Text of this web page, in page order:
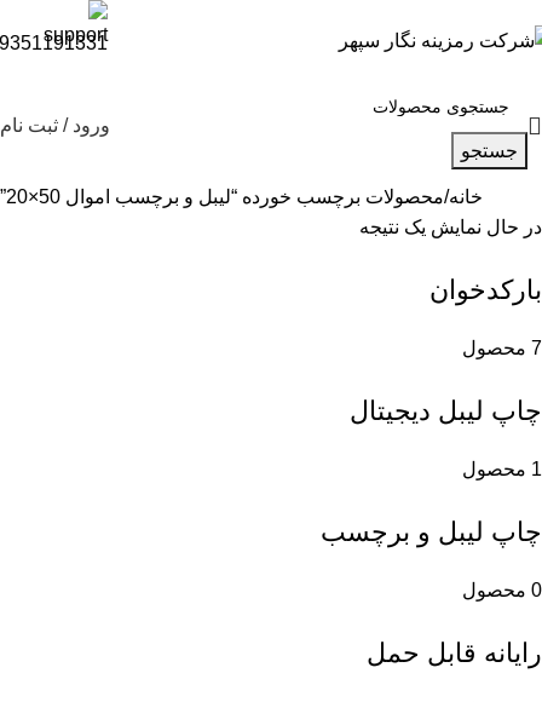
جستجو
ورود / ثبت نام
خانه محصولات برچسب خورده “لیبل و برچسب اموال 50×20”
در حال نمایش یک نتیجه
بارکدخوان
7 محصول
چاپ لیبل دیجیتال
1 محصول
چاپ لیبل و برچسب
0 محصول
رایانه قابل حمل